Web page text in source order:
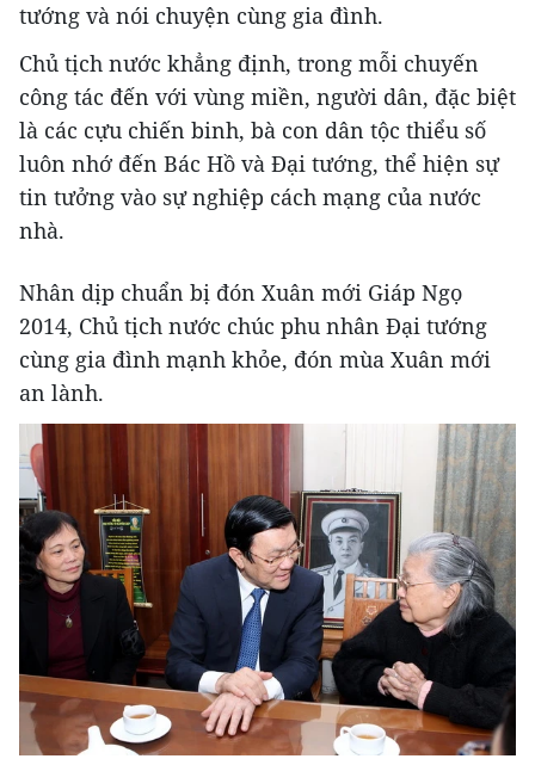
tướng và nói chuyện cùng gia đình.
Chủ tịch nước khẳng định, trong mỗi chuyến
công tác đến với vùng miền, người dân, đặc biệt
là các cựu chiến binh, bà con dân tộc thiểu số
luôn nhớ đến Bác Hồ và Đại tướng, thể hiện sự
tin tưởng vào sự nghiệp cách mạng của nước
nhà.
Nhân dịp chuẩn bị đón Xuân mới Giáp Ngọ
2014, Chủ tịch nước chúc phu nhân Đại tướng
cùng gia đình mạnh khỏe, đón mùa Xuân mới
an lành.